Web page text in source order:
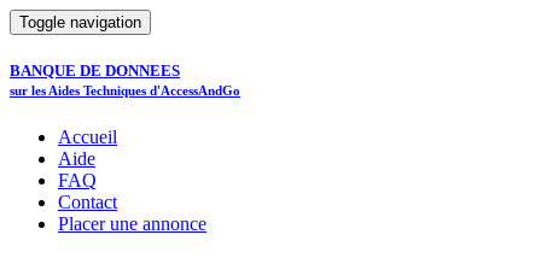
Toggle navigation
BANQUE DE DONNEES
sur les Aides Techniques d'AccessAndGo
Accueil
Aide
FAQ
Contact
Placer une annonce